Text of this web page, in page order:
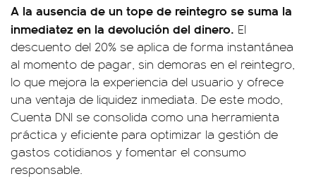
A la ausencia de un tope de reintegro se suma la
inmediatez en la devolución del dinero. El
descuento del 20% se aplica de forma instantánea
al momento de pagar, sin demoras en el reintegro,
lo que mejora la experiencia del usuario y ofrece
una ventaja de liquidez inmediata. De este modo,
Cuenta DNI se consolida como una herramienta
práctica y eficiente para optimizar la gestión de
gastos cotidianos y fomentar el consumo
responsable.